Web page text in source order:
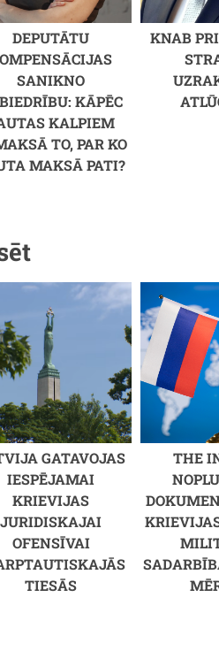
DEPUTĀTU
SANIKNO
KĀPĒC
KALPIEM
TO, PAR KO
MAKSĀ PATI?
KNAB
GATAVOJAS
IESPĒJAMAI
KRIEVIJAS
JURIDISKAJAI
OFENSĪVAI
TIESĀS
THE